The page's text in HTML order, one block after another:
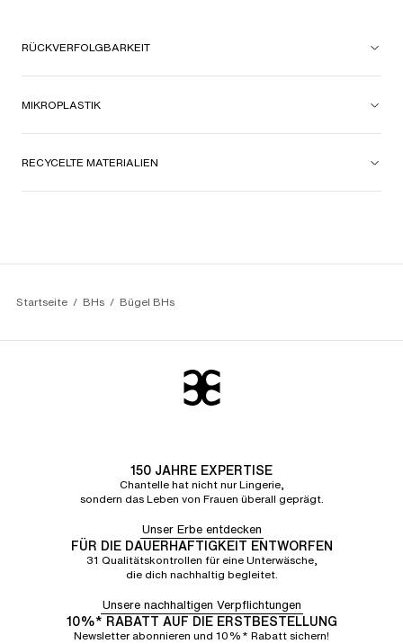
RÜCKVERFOLGBARKEIT
MIKROPLASTIK
RECYCELTE MATERIALIEN
Startseite BHs Bügel BHs
150 JAHRE EXPERTISE
Chantelle hat nicht nur Lingerie,
sondern das Leben von Frauen überall geprägt.
Unser Erbe entdecken
FÜR DIE DAUERHAFTIGKEIT ENTWORFEN
31 Qualitätskontrollen für eine Unterwäsche,
die dich nachhaltig begleitet.
Unsere nachhaltigen Verpflichtungen
10%* RABATT AUF DIE ERSTBESTELLUNG
Newsletter abonnieren und 10%* Rabatt sichern!